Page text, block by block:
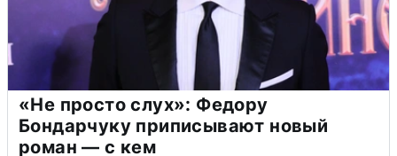
«Не просто слух»: Федору
Бондарчуку приписывают новый
роман — с кем